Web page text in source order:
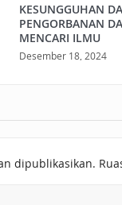
KESUNGGUHAN
PENGORBANAN
MENCARI ILMU
Desember 18, 2024
dipublikasikan.